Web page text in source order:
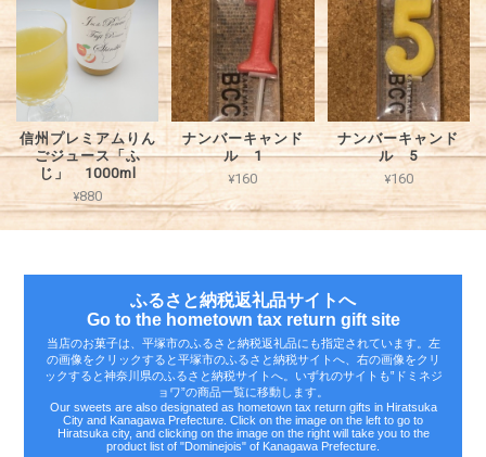
信州プレミアムりん
ごジュース「ふ
じ」 1000ml
¥880
ナンバーキャンド
ル 1
¥160
ナンバーキャンド
ル 5
¥160
ふるさと納税返礼品サイトへ
Go to the hometown tax return gift site
当店のお菓子は、平塚市のふるさと納税返礼品にも指定されています。左
の画像をクリックすると平塚市のふるさと納税サイトへ、右の画像をクリ
ックすると神奈川県のふるさと納税サイトへ。いずれのサイトも‟ドミネジ
ョワ”の商品一覧に移動します。
Our sweets are also designated as hometown tax return gifts in Hiratsuka
City and Kanagawa Prefecture. Click on the image on the left to go to
Hiratsuka city, and clicking on the image on the right will take you to the
product list of "Dominejois" of Kanagawa Prefecture.